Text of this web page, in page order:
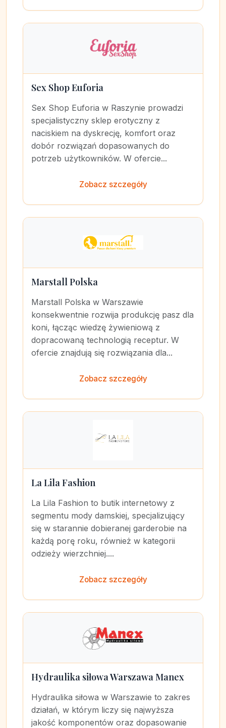
Sex Shop Euforia
Sex Shop Euforia w Raszynie prowadzi
specjalistyczny sklep erotyczny z
naciskiem na dyskrecję, komfort oraz
dobór rozwiązań dopasowanych do
potrzeb użytkowników. W ofercie...
Zobacz szczegóły
Marstall Polska
Marstall Polska w Warszawie
konsekwentnie rozwija produkcję pasz dla
koni, łącząc wiedzę żywieniową z
dopracowaną technologią receptur. W
ofercie znajdują się rozwiązania dla...
Zobacz szczegóły
La Lila Fashion
La Lila Fashion to butik internetowy z
segmentu mody damskiej, specjalizujący
się w starannie dobieranej garderobie na
każdą porę roku, również w kategorii
odzieży wierzchniej....
Zobacz szczegóły
Hydraulika siłowa Warszawa Manex
Hydraulika siłowa w Warszawie to zakres
działań, w którym liczy się najwyższa
jakość komponentów oraz dopasowanie